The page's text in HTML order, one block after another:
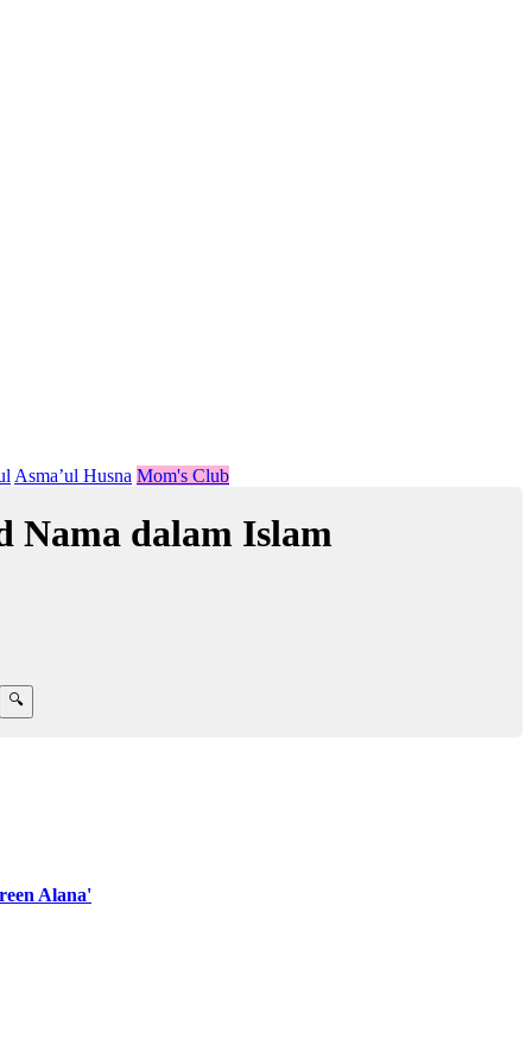
Asma’ul Husna Mom's Club
Nama dalam Islam
Alana'